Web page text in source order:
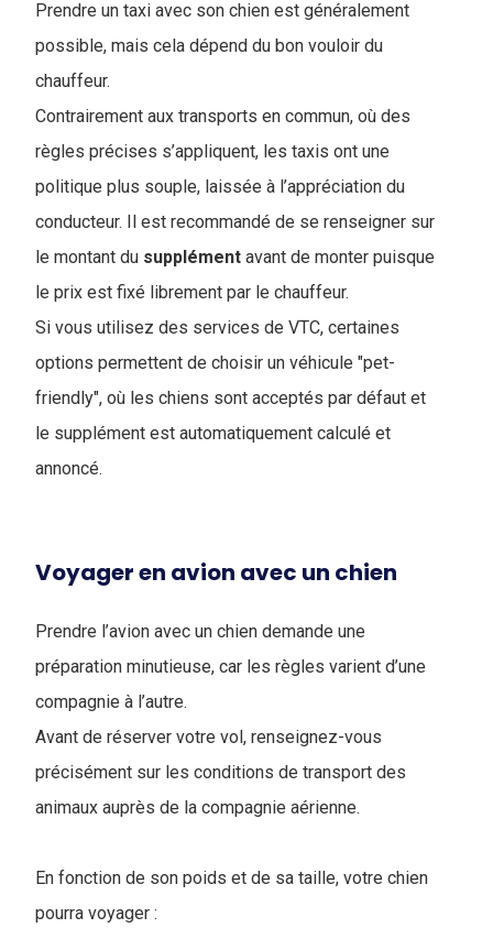
Prendre un taxi avec son chien est généralement
possible, mais cela dépend du bon vouloir du
chauffeur.
Contrairement aux transports en commun, où des
règles précises s’appliquent, les taxis ont une
politique plus souple, laissée à l’appréciation du
conducteur. Il est recommandé de se renseigner sur
le montant du supplément avant de monter puisque
le prix est fixé librement par le chauffeur.
Si vous utilisez des services de VTC, certaines
options permettent de choisir un véhicule "pet-
friendly", où les chiens sont acceptés par défaut et
le supplément est automatiquement calculé et
annoncé.
Voyager en avion avec un chien
Prendre l’avion avec un chien demande une
préparation minutieuse, car les règles varient d’une
compagnie à l’autre.
Avant de réserver votre vol, renseignez-vous
précisément sur les conditions de transport des
animaux auprès de la compagnie aérienne.
En fonction de son poids et de sa taille, votre chien
pourra voyager :